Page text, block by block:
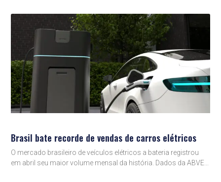
Brasil bate recorde de vendas de carros elétricos
O mercado brasileiro de veículos elétricos a bateria registrou
em abril seu maior volume mensal da história. Dados da ABVE